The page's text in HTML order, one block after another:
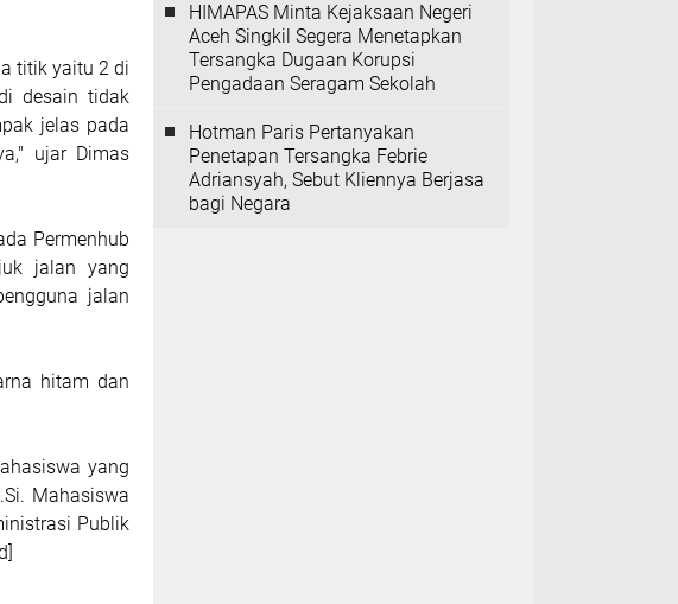
titik yaitu 2 di
desain tidak
jelas pada
ujar Dimas
Permenhub
jalan yang
jalan
hitam dan
yang
Mahasiswa
Publik
HIMAPAS Minta Kejaksaan Negeri
Aceh Singkil Segera Menetapkan
Tersangka Dugaan Korupsi
Pengadaan Seragam Sekolah
Hotman Paris Pertanyakan
Penetapan Tersangka Febrie
Adriansyah, Sebut Kliennya Berjasa
bagi Negara